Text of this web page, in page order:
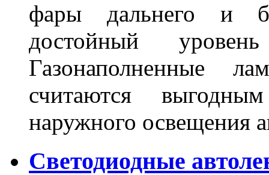
фары дальнего и
достойный
Газонаполненные
считаются
наружного освещения
Светодиодные